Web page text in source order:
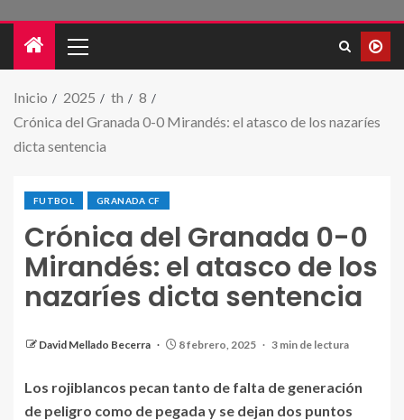
Inicio 2025 th
8
Crónica del Granada 0-0 Mirandés: el atasco de los nazaríes
dicta sentencia
FUTBOL GRANADA CF
Crónica del Granada 0-0
Mirandés: el atasco de los
nazaríes dicta sentencia
David Mellado Becerra 8 febrero, 2025 3 min de lectura
Foto inicial de los jugadores del Granada antes del
partido. / GRANADA CF
Los rojiblancos pecan tanto de falta de generación
de peligro como de pegada y se dejan dos puntos